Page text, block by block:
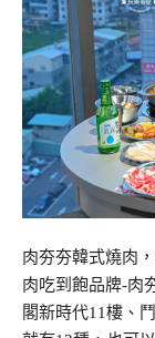
肉夯夯韓式燒肉
肉吃到飽品牌-肉
閣新時代11樓、